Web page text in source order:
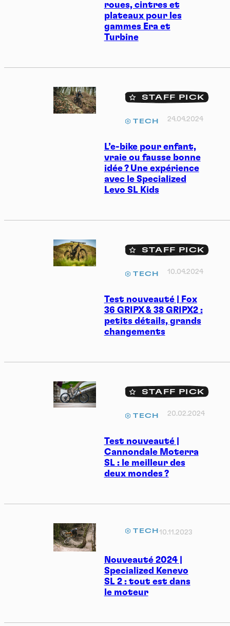
roues, cintres et
plateaux pour les
gammes Era et
Turbine
L’e-bike pour enfant,
vraie ou fausse bonne
idée ? Une expérience
avec le Specialized
Levo SL Kids
STAFF PICK
TECH 24.04.2024
Test nouveauté | Fox
36 GRIPX & 38 GRIPX2 :
petits détails, grands
changements
STAFF PICK
TECH 10.04.2024
Test nouveauté |
Cannondale Moterra
SL : le meilleur des
deux mondes ?
STAFF PICK
TECH 20.02.2024
Nouveauté 2024 |
Specialized Kenevo
SL 2 : tout est dans
le moteur
TECH10.11.2023